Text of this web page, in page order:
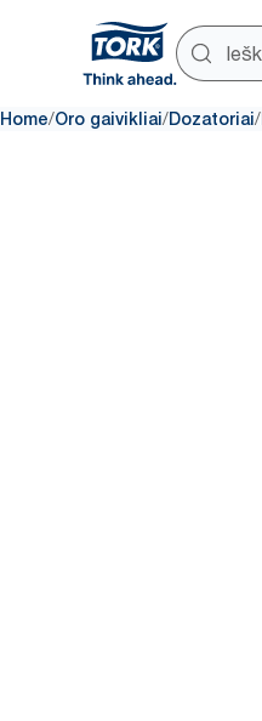
Home/Oro gaivikliai/Dozatoriai/